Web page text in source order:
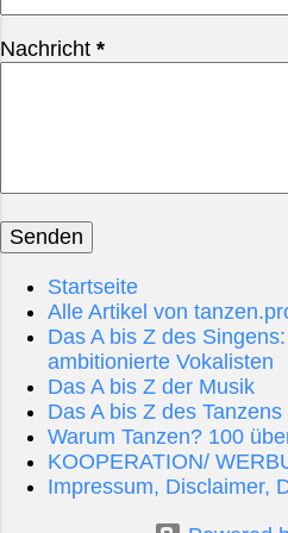
Tante-Emma-
beim Eurovision Song
er oder sie zusagt. Die
vom 24. bis 28. Februar
Nachricht *
Startseite
Alle Artikel von
Das A bis Z des
ambitionierte Vokalisten
Das A bis Z der Musik
Das A bis Z des Tanzens
Warum Tanzen? 100
KOOPERATION/
Impressum, Disclaimer,